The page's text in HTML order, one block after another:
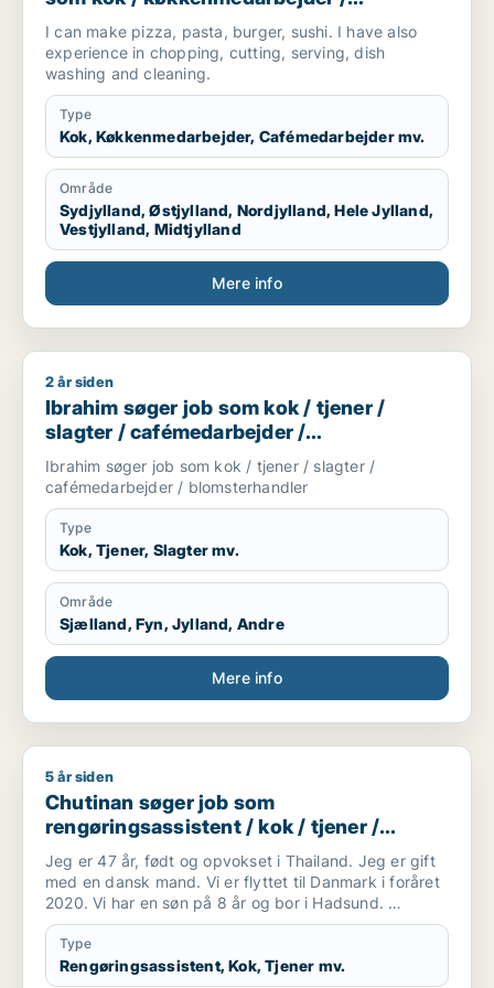
cafémedarbejder / hotelmedarbejder
I can make pizza, pasta, burger, sushi. I have also
experience in chopping, cutting, serving, dish
washing and cleaning.
Type
Kok, Køkkenmedarbejder, Cafémedarbejder mv.
Område
Sydjylland, Østjylland, Nordjylland, Hele Jylland,
Vestjylland, Midtjylland
Mere info
Ibrahim søger job som kok / tjener / slagter /
2 år siden
Ibrahim søger job som kok / tjener /
slagter / cafémedarbejder /
blomsterhandler
Ibrahim søger job som kok / tjener / slagter /
cafémedarbejder / blomsterhandler
Type
Kok, Tjener, Slagter mv.
Område
Sjælland, Fyn, Jylland, Andre
Mere info
Chutinan søger job som rengøringsassistent / kok / tjener /
5 år siden
Chutinan søger job som
rengøringsassistent / kok / tjener /
køkkenmedarbejder / slagter
Jeg er 47 år, født og opvokset i Thailand. Jeg er gift
med en dansk mand. Vi er flyttet til Danmark i foråret
2020. Vi har en søn på 8 år og bor i Hadsund.
Jeg forstår og taler en del dansk og jeg går for tiden
på sprogskole. Taler desuden engelsk.
Jeg er handelsuddannet og har tidligere arbejdet med
Type
Rengøringsassistent, Kok, Tjener mv.